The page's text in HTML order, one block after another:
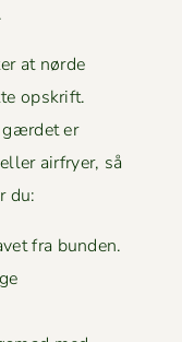
at nørde
opskrift.
gærdet er
air­fry­er, så
du:
fra bunden.